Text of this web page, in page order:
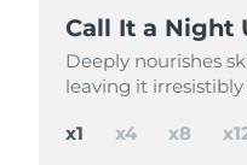
Call It a Night
Deeply nourishes
leaving it
Call It a Night
Deeply nourishes
leaving it
Call It a Night
Deeply nourishes
leaving it
Call It a Night
Deeply nourishes
leaving it
x1 x4 x8